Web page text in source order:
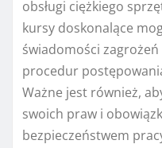
obsługi ciężkiego
kursy doskonalące
świadomości
procedur
Ważne jest również,
swoich praw i
bezpieczeństwem